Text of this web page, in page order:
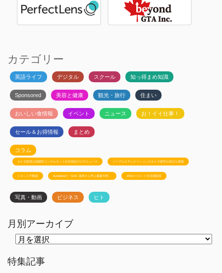
カテゴリー
英語ライフ デジタル スクール 知っ得まめ知識
Sponsored 美容と健康 観光・旅行 住まい
おいしい食情報 イベント ニュース お！イイ仕事！
セール＆お得情報 まとめ
コラム
カナダ政府公認移民コンサルタント白石有紀のビザニュース メープルエデュケーションのカナダ留学お役立ち情報
トロント不動産 Ayudanteの「GA4: 基本から学ぶ最新分析」 JSSのトロント生活相談室
写真・動画 ビジネス ヒト
月別アーカイブ
ー
カ
特集記事